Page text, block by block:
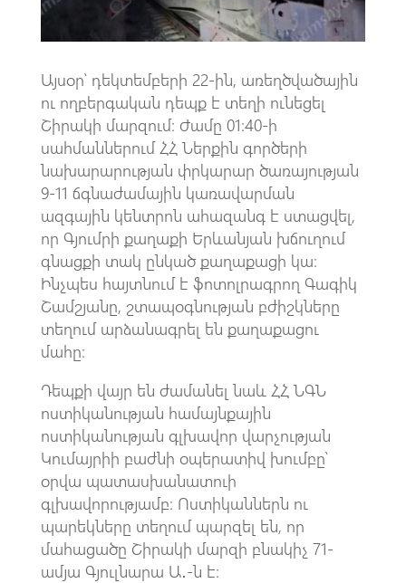
Այսօր՝ դեկտեմբերի 22-ին, առեղծվածային
ու ողբերգական դեպք է տեղի ունեցել
Շիրակի մարզում։ Ժամը 01։40-ի
սահմաններում ՀՀ Ներքին գործերի
նախարարության փրկարար ծառայության
9-11 ճգնաժամային կառավարման
ազգային կենտրոն ահազանգ է ստացվել,
որ Գյումրի քաղաքի Երևանյան խճուղում
գնացքի տակ ընկած քաղաքացի կա։
Ինչպես հայտնում է ֆոտոլրագրող Գագիկ
Շամշյանը, շտապօգնության բժիշկները
տեղում արձանագրել են քաղաքացու
մահը։
Դեպքի վայր են ժամանել նաև ՀՀ ՆԳՆ
ոստիկանության համայնքային
ոստիկանության գլխավոր վարչության
Կումայրիի բաժնի օպերատիվ խումբը՝
օրվա պատասխանատուի
գլխավորությամբ։ Ոստիկաններն ու
պարեկները տեղում պարզել են, որ
մահացածը Շիրակի մարզի բնակիչ 71-
ամյա Գյուլնարա Ա․-ն է։